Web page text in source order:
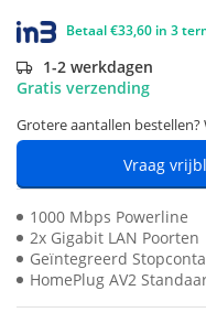
Betaal €33,60 in 3
1-2 werkdagen
Gratis verzending
Grotere aantallen
Vraag
1000 Mbps Powerline
2x Gigabit LAN Poorten
Geïntegreerd
HomePlug AV2